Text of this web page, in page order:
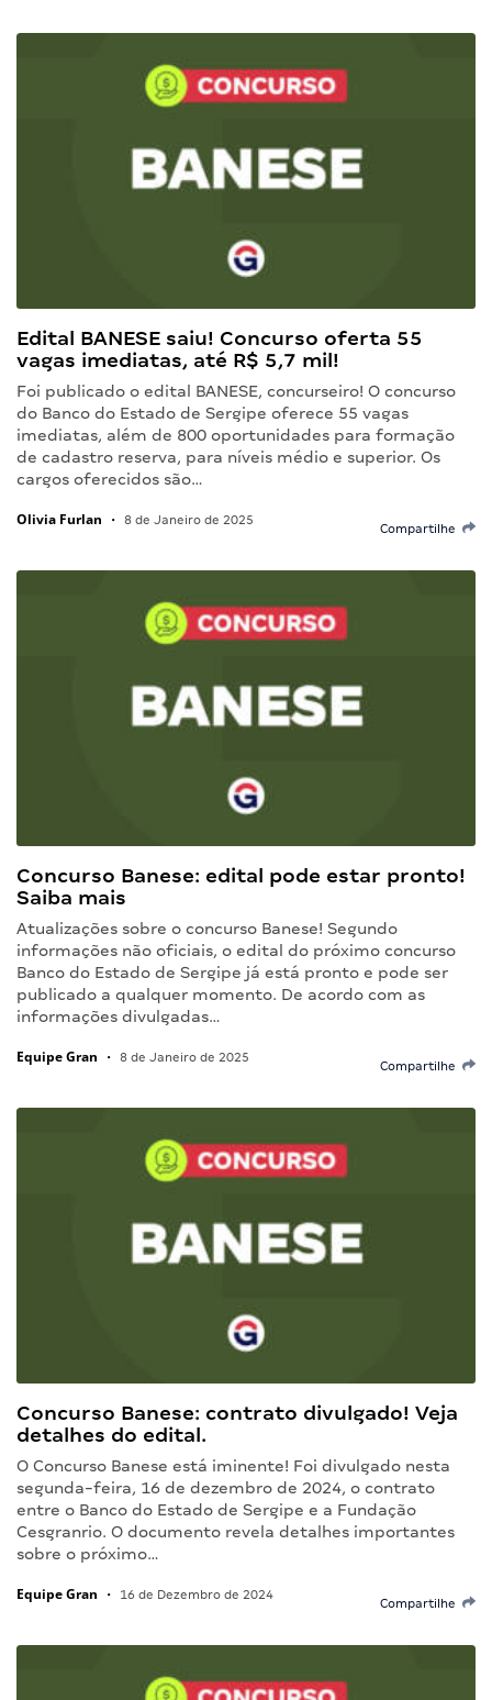
Edital BANESE saiu! Concurso oferta 55
vagas imediatas, até R$ 5,7 mil!
Foi publicado o edital BANESE, concurseiro! O concurso
do Banco do Estado de Sergipe oferece 55 vagas
imediatas, além de 800 oportunidades para formação
de cadastro reserva, para níveis médio e superior. Os
cargos oferecidos são…
Olivia Furlan • 8 de Janeiro de 2025
Compartilhe
Concurso Banese: edital pode estar pronto!
Saiba mais
Atualizações sobre o concurso Banese! Segundo
informações não oficiais, o edital do próximo concurso
Banco do Estado de Sergipe já está pronto e pode ser
publicado a qualquer momento. De acordo com as
informações divulgadas…
Equipe Gran • 8 de Janeiro de 2025
Compartilhe
Concurso Banese: contrato divulgado! Veja
detalhes do edital.
O Concurso Banese está iminente! Foi divulgado nesta
segunda-feira, 16 de dezembro de 2024, o contrato
entre o Banco do Estado de Sergipe e a Fundação
Cesgranrio. O documento revela detalhes importantes
sobre o próximo…
Equipe Gran • 16 de Dezembro de 2024
Compartilhe